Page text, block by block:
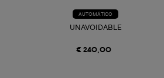
AUTOMÁTICO
UNAVOIDABLE
€ 240,00